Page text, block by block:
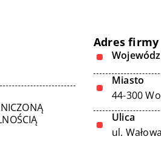
Adres firmy
Miasto
44-300
Ulica
ul.